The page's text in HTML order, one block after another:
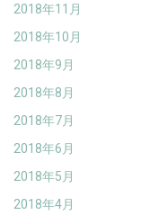
2018年11月
2018年10月
2018年9月
2018年8月
2018年7月
2018年6月
2018年5月
2018年4月